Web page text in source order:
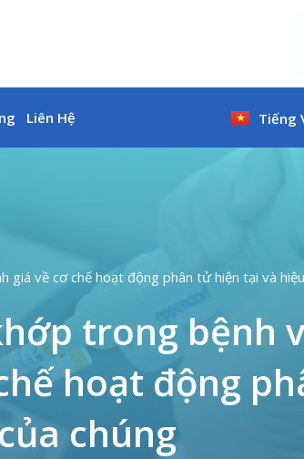
Liên Hệ Tiếng
về cơ chế hoạt động phân tử hiện tại và
trong bệnh
hoạt động
chúng